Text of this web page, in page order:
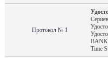
Протокол № 1
Time